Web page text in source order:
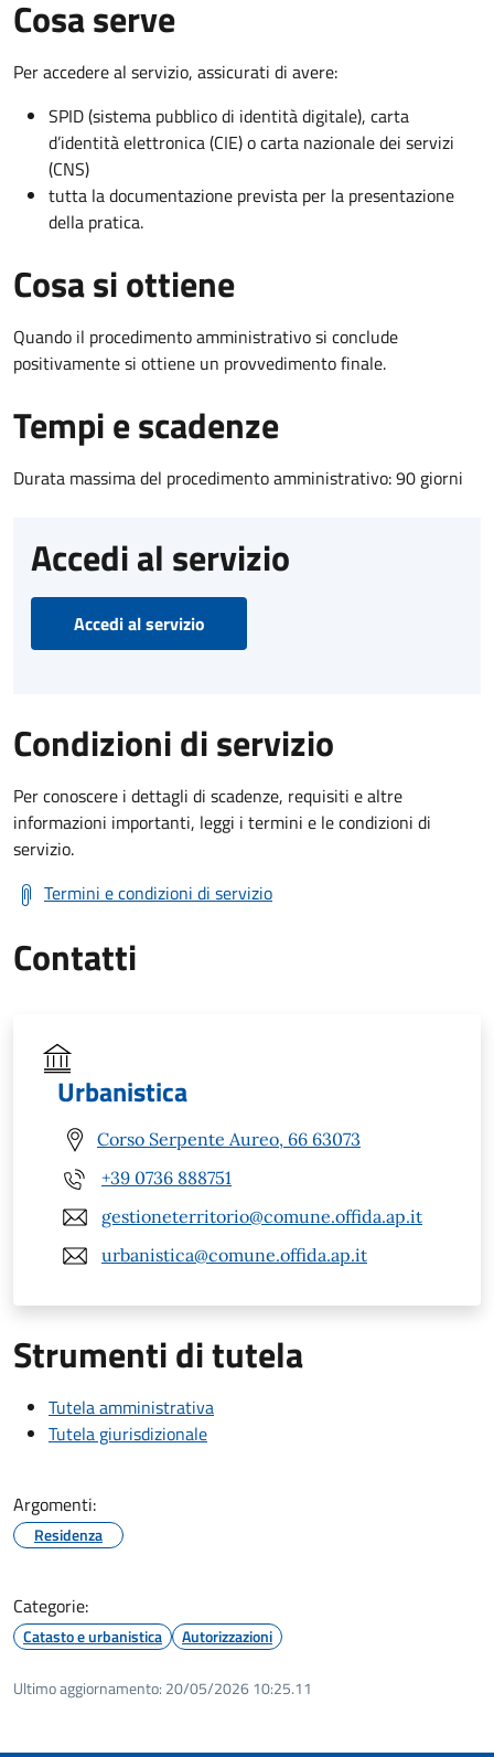
Cosa serve
Per accedere al servizio, assicurati di avere:
SPID (sistema pubblico di identità digitale), carta
d’identità elettronica (CIE) o carta nazionale dei servizi
(CNS)
tutta la documentazione prevista per la presentazione
della pratica.
Cosa si ottiene
Quando il procedimento amministrativo si conclude
positivamente si ottiene un provvedimento finale.
Tempi e scadenze
Durata massima del procedimento amministrativo: 90 giorni
Accedi al servizio
Accedi al servizio
Condizioni di servizio
Per conoscere i dettagli di scadenze, requisiti e altre
informazioni importanti, leggi i termini e le condizioni di
servizio.
Termini e condizioni di servizio
Contatti
Urbanistica
Corso Serpente Aureo, 66 63073
+39 0736 888751
gestioneterritorio@comune.offida.ap.it
urbanistica@comune.offida.ap.it
Strumenti di tutela
Tutela amministrativa
Tutela giurisdizionale
Argomenti:
Residenza
Categorie:
Catasto e urbanistica Autorizzazioni
Ultimo aggiornamento: 20/05/2026 10:25.11